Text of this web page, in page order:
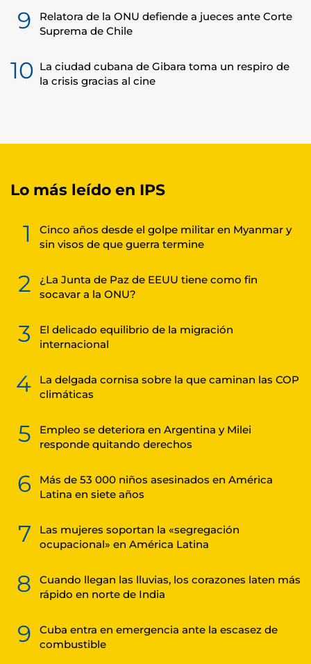
9
Relatora de la ONU defiende a jueces ante Corte
Suprema de Chile
10 La ciudad cubana de Gibara toma un respiro de
la crisis gracias al cine
Lo más leído en IPS
1
Cinco años desde el golpe militar en Myanmar y
sin visos de que guerra termine
2
¿La Junta de Paz de EEUU tiene como fin
socavar a la ONU?
3
El delicado equilibrio de la migración
internacional
4
La delgada cornisa sobre la que caminan las COP
climáticas
5
Empleo se deteriora en Argentina y Milei
responde quitando derechos
6
Más de 53 000 niños asesinados en América
Latina en siete años
7
Las mujeres soportan la «segregación
ocupacional» en América Latina
8
Cuando llegan las lluvias, los corazones laten más
rápido en norte de India
9
Cuba entra en emergencia ante la escasez de
combustible